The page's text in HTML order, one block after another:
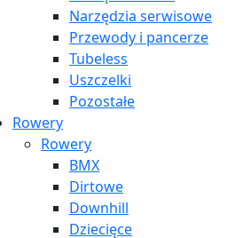
Narzędzia serwisowe
Przewody i pancerze
Tubeless
Uszczelki
Pozostałe
Rowery
Rowery
BMX
Dirtowe
Downhill
Dziecięce